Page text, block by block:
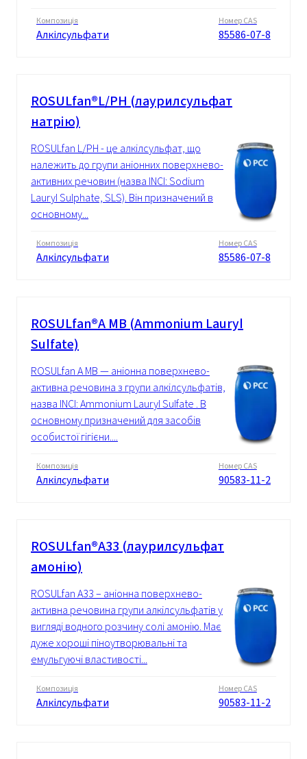
Композиція
Алкілсульфати
Номер CAS
85586-07-8
ROSULfan®L/PH (лаурилсульфат
натрію)
ROSULfan L/PH - це алкілсульфат, що
належить до групи аніонних поверхнево-
активних речовин (назва INCI: Sodium
Lauryl Sulphate, SLS). Він призначений в
основному...
Композиція
Алкілсульфати
Номер CAS
85586-07-8
ROSULfan®А МВ (Ammonium Lauryl
Sulfate)
ROSULfan A MB — аніонна поверхнево-
активна речовина з групи алкілсульфатів,
назва INCI: Ammonium Lauryl Sulfate . В
основному призначений для засобів
особистої гігієни....
Композиція
Алкілсульфати
Номер CAS
90583-11-2
ROSULfan®А33 (лаурилсульфат
амонію)
ROSULfan А33 – аніонна поверхнево-
активна речовина групи алкілсульфатів у
вигляді водного розчину солі амонію. Має
дуже хороші піноутворювальні та
емульгуючі властивості...
Композиція
Алкілсульфати
Номер CAS
90583-11-2